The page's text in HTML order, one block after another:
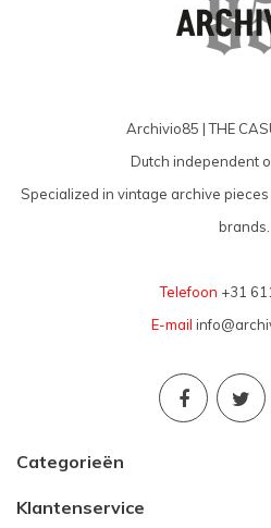
Archivio85 | THE
Dutch independent
Specialized in vintage archive
brands.
Telefoon +31
E-mail
Categorieën
Klantenservice